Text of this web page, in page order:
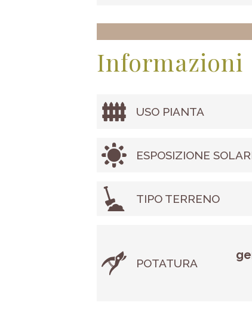
Informazioni
USO PIANTA
ESPOSIZIONE
TIPO TERRENO
POTATURA